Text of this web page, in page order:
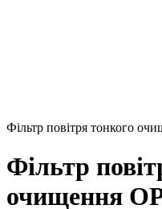
Фільтр повітря тонкого
Фільтр
очищення